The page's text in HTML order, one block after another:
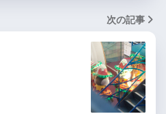
次の記事